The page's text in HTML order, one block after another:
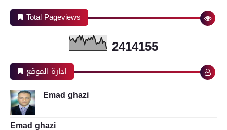
Total Pageviews
2414155
ادارة الموقع
Emad ghazi
Emad ghazi